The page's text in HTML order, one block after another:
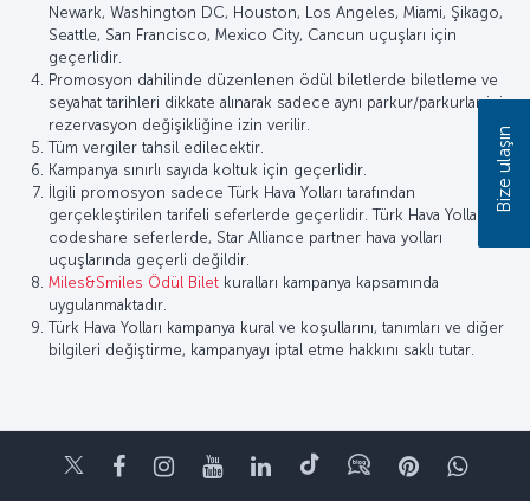
Newark, Washington DC, Houston, Los Angeles, Miami, Şikago,
Seattle, San Francisco, Mexico City, Cancun uçuşları için
geçerlidir.
Promosyon dahilinde düzenlenen ödül biletlerde biletleme ve
seyahat tarihleri dikkate alınarak sadece aynı parkur/parkurlar için
rezervasyon değişikliğine izin verilir.
Tüm vergiler tahsil edilecektir.
Kampanya sınırlı sayıda koltuk için geçerlidir.
İlgili promosyon sadece Türk Hava Yolları tarafından
gerçekleştirilen tarifeli seferlerde geçerlidir. Türk Hava Yolları
codeshare seferlerde, Star Alliance partner hava yolları
uçuşlarında geçerli değildir.
Miles&Smiles Ödül Bilet kuralları kampanya kapsamında
uygulanmaktadır.
Türk Hava Yolları kampanya kural ve koşullarını, tanımları ve diğer
bilgileri değiştirme, kampanyayı iptal etme hakkını saklı tutar.
TwitterFacebookInstagram
YoutubeLinkedIn
TiktokBlogPinterest
Bize ulaşın